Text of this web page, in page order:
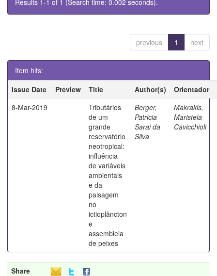
previous 1 next
Item hits:
Issue Date
Preview Title Author(s)
Orientador
8-Mar-2019
Tributários
de um
grande
reservatório
neotropical:
influência
de variáveis
ambientais
e da
paisagem
no
ictioplâncton
e
assembleia
de peixes
Berger,
Patricia
Sarai da
Silva
Makrakis,
Maristela
Cavicchioli
Share